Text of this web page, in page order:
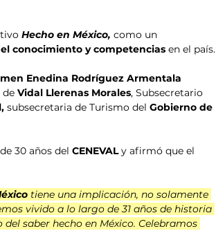
Hecho en México, como un
conocimiento y competencias en el país.
Enedina Rodríguez Armentala
de Vidal Llerenas Morales, Subsecretario
subsecretaria de Turismo del Gobierno de
30 años del CENEVAL y afirmó que el
tiene una implicación, no solamente
vivido a lo largo de 31 años de historia
saber hecho en México. Celebramos